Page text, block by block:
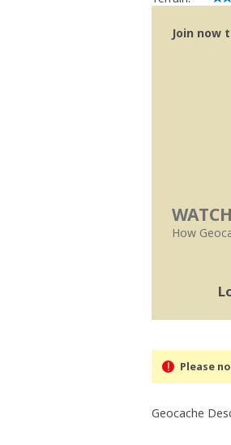
Join now
WATCH
How
Please
Geocache